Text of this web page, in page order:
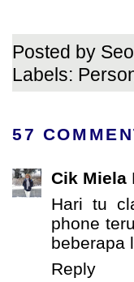
Posted by
Labels:
57
Cik Miela
Hari tu
phone
beberapa
Reply